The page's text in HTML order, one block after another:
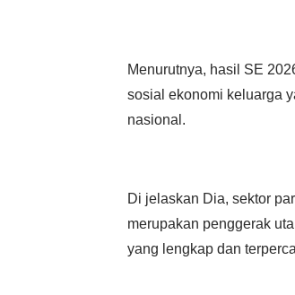
Menurutnya, hasil SE
sosial ekonomi keluarga
nasional.
Di jelaskan Dia, sektor
merupakan penggerak
yang lengkap dan